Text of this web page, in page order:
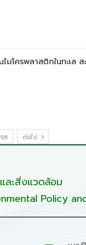
โครพลาสติกในทะเล
ต่อไป
ละสิ่งแวดล้อม
Policy